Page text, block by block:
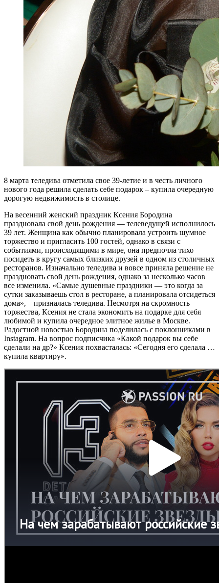
8 марта теледива отметила свое 39-летие и в честь личного
нового года решила сделать себе подарок – купила очередную
дорогую недвижимость в столице.
На весенний женский праздник Ксения Бородина
праздновала свой день рождения — телеведущей исполнилось
39 лет. Женщина как обычно планировала устроить шумное
торжество и пригласить 100 гостей, однако в связи с
событиями, происходящими в мире, она предпочла тихо
посидеть в кругу самых близких друзей в одном из столичных
ресторанов. Изначально теледива и вовсе приняла решение не
праздновать свой день рождения, однако за несколько часов
все изменила. «Самые душевные праздники — это когда за
сутки заказываешь стол в ресторане, а планировала отсидеться
дома», – призналась теледива. Несмотря на скромность
торжества, Ксения не стала экономить на подарке для себя
любимой и купила очередное элитное жилье в Москве.
Радостной новостью Бородина поделилась с поклонниками в
Instagram. На вопрос подписчика «Какой подарок вы себе
сделали на др?» Ксения похвасталась: «Сегодня его сделала …
купила квартиру».